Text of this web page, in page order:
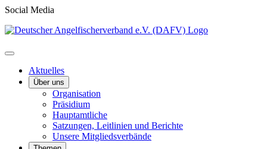
Social Media
Aktuelles
Über uns
Organisation
Präsidium
Hauptamtliche
Satzungen, Leitlinien und Berichte
Unsere Mitgliedsverbände